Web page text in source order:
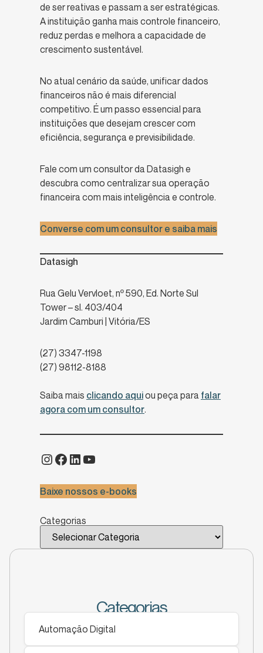
de ser reativas e passam a ser estratégicas.
A instituição ganha mais controle financeiro,
reduz perdas e melhora a capacidade de
crescimento sustentável.
No atual cenário da saúde, unificar dados
financeiros não é mais diferencial
competitivo. É um passo essencial para
instituições que desejam crescer com
eficiência, segurança e previsibilidade.
Fale com um consultor da Datasigh e
descubra como centralizar sua operação
financeira com mais inteligência e controle.
Converse com um consultor e saiba mais
Datasigh
Rua Gelu Vervloet, nº 590, Ed. Norte Sul
Tower – sl. 403/404
Jardim Camburi | Vitória/ES
(27) 3347-1198
(27) 98112-8188
Saiba mais clicando aquiou peça para falar
agora com um consultor.
Baixe nossos e-books
Categorias
Categorias
Automação Digital